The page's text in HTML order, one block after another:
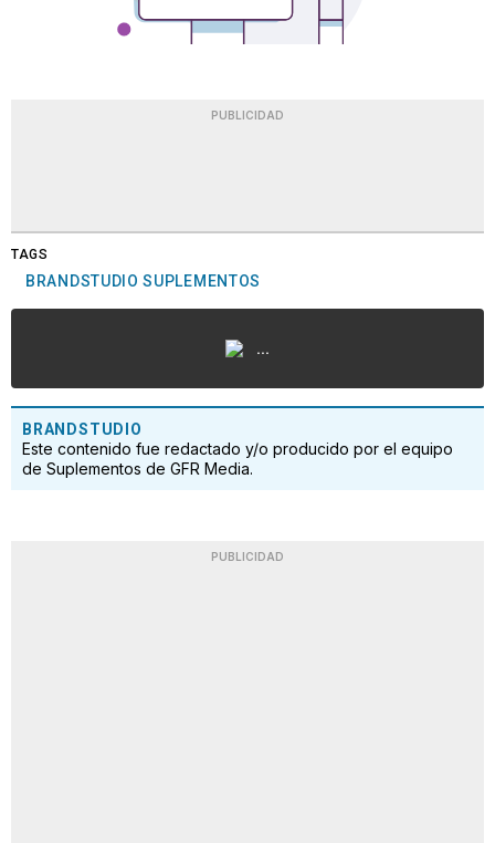
PUBLICIDAD
TAGS
BRANDSTUDIO SUPLEMENTOS
...
BRANDSTUDIO
Este contenido fue redactado y/o producido por el equipo
de Suplementos de GFR Media.
PUBLICIDAD